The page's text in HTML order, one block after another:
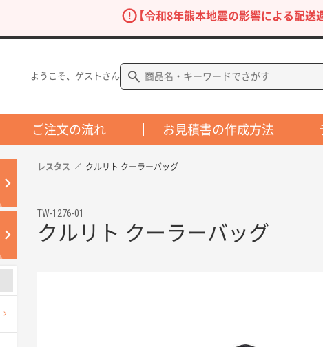
【令和8年熊本地震の影響による配送
ようこそ、ゲストさん
ご注文の流れ お見積書の作成方法
レスタス クルリト クーラーバッグ
TW-1276-01
クルリト クーラーバッグ